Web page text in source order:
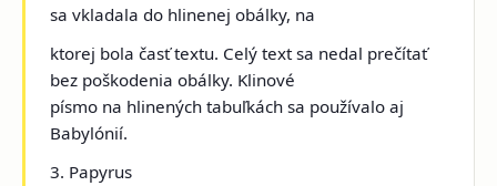
sa vkladala do hlinenej obálky, na
ktorej bola časť textu. Celý text sa nedal prečítať
bez poškodenia obálky. Klinové
písmo na hlinených tabuľkách sa používalo aj
Babylónií.
3. Papyrus